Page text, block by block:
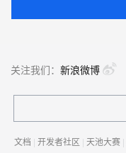
关注我们： 新浪微博
文档 | 开发者社区 | 天池大赛 |